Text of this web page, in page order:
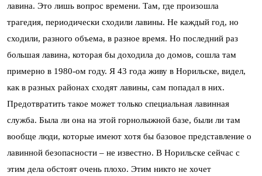
лавина. Это лишь вопрос времени. Там, где произошла
трагедия, периодически сходили лавины. Не каждый год, но
сходили, разного объема, в разное время. Но последний раз
большая лавина, которая бы доходила до домов, сошла там
примерно в 1980-ом году. Я 43 года живу в Норильске, видел,
как в разных районах сходят лавины, сам попадал в них.
Предотвратить такое может только специальная лавинная
служба. Была ли она на этой горнолыжной базе, были ли там
вообще люди, которые имеют хотя бы базовое представление о
лавинной безопасности – не известно. В Норильске сейчас с
этим дела обстоят очень плохо. Этим никто не хочет